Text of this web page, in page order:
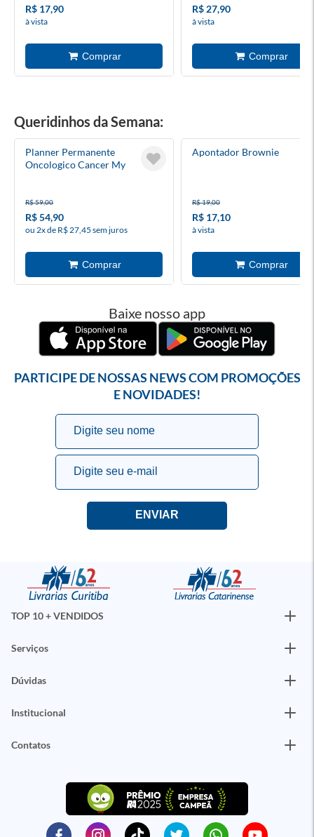
R$ 17,90
à vista
R$ 27,90
à vista
Queridinhos da Semana:
Planner Permanente
Oncologico Cancer My
R$ 59,00
R$ 54,90
ou 2x de R$ 27,45 sem juros
Apontador Brownie
R$ 19,00
R$ 17,10
à vista
Baixe nosso app
PARTICIPE DE NOSSAS NEWS COM PROMOÇÕES
E NOVIDADES!
TOP 10 + VENDIDOS
Serviços
Dúvidas
Institucional
Contatos